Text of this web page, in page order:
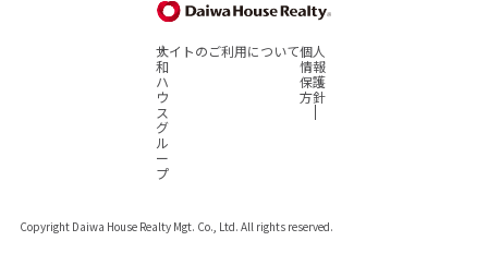
大
和
ハ
ウ
ス
グ
ル
ー
プ
サイトのご利用について個人
情報
保護
方針
Copyright Daiwa House Realty Mgt. Co., Ltd. All rights reserved.